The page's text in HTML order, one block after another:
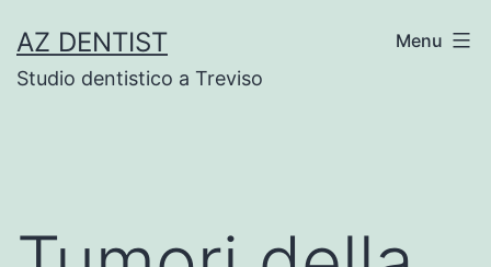
to
content
AZ DENTIST
Studio dentistico a Treviso
Menu